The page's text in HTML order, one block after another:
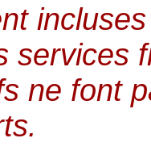
services
ne font